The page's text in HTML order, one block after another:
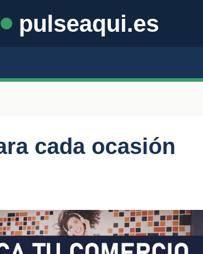
pulseaqui.es
cada ocasión